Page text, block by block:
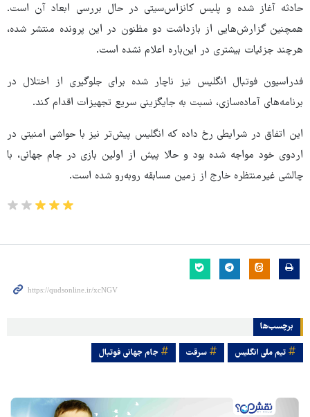
حادثه آغاز شده و پلیس کانزاس‌سیتی در حال بررسی ابعاد آن است.
همچنین گزارش‌هایی از بازداشت دو مظنون در این پرونده منتشر شده،
هرچند جزئیات بیشتری در این‌باره اعلام نشده است.
فدراسیون فوتبال انگلیس نیز ناچار شده برای جلوگیری از اختلال در
برنامه‌های آماده‌سازی، نسبت به جایگزینی سریع تجهیزات اقدام کند.
این اتفاق در شرایطی رخ داده که انگلیس پیش‌تر نیز با حواشی امنیتی در
اردوی خود مواجه شده بود و حالا پیش از اولین بازی در جام جهانی، با
چالشی غیرمنتظره خارج از زمین مسابقه روبه‌رو شده است.
برچسب‌ها
تیم ملی انگلیس سرقت جام جهانی فوتبال